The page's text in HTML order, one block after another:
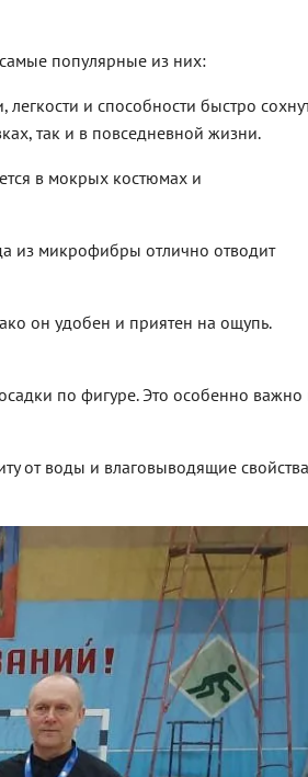
популярные из них:
и способности быстро
так и в повседневной жизни.
в мокрых костюмах и
из микрофибры отлично отводит
он удобен и приятен на ощупь.
по фигуре. Это особенно важно
от воды и влаговыводящие